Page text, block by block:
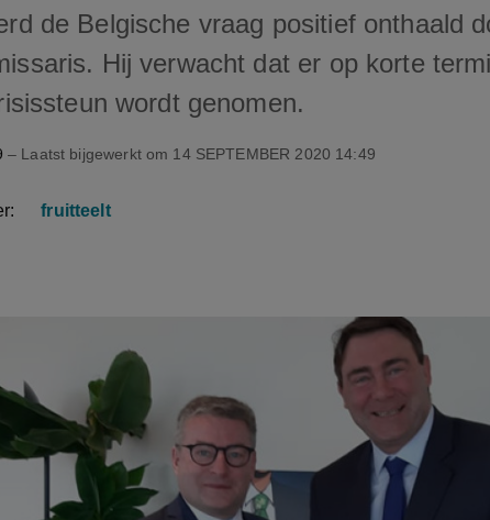
de Belgische vraag positief onthaald
Hij verwacht dat er op korte
wordt genomen.
– Laatst bijgewerkt om 14 SEPTEMBER 2020 14:49
fruitteelt